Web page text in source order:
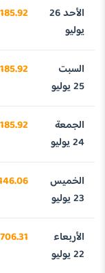
الأحد 26
يوليو
السبت
25 يوليو
الجمعة
24 يوليو
الخميس
23 يوليو
الأربعاء
22 يوليو